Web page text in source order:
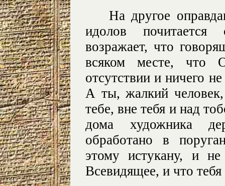
На другое
идолов
возражает, что
всяком месте, что
отсутствии и ничего
А ты, жалкий
тебе, вне тебя и над
дома художника
обработано в
этому истукану, и
Всевидящее, и что